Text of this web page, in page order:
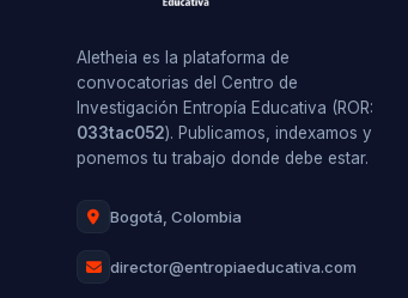
Aletheia es la plataforma de
convocatorias del Centro de
Investigación Entropía Educativa (ROR:
033tac052). Publicamos, indexamos y
ponemos tu trabajo donde debe estar.
Bogotá, Colombia
director@entropiaeducativa.com